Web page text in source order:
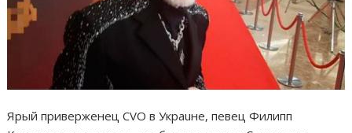
Ярый приверженец CVO в Украuне, певец Филипп